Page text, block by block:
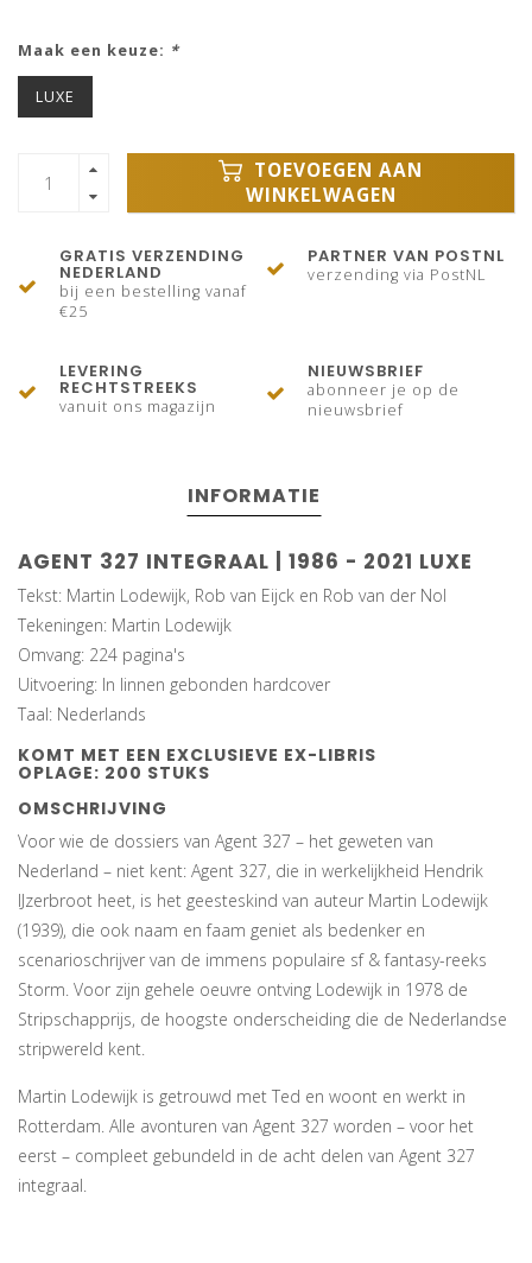
Maak een keuze: *
LUXE
TOEVOEGEN AAN
WINKELWAGEN
GRATIS VERZENDING
NEDERLAND
bij een bestelling vanaf
€25
PARTNER VAN POSTNL
verzending via PostNL
LEVERING
RECHTSTREEKS
vanuit ons magazijn
NIEUWSBRIEF
abonneer je op de
nieuwsbrief
INFORMATIE
AGENT 327 INTEGRAAL | 1986 - 2021 LUXE
Tekst: Martin Lodewijk, Rob van Eijck en Rob van der Nol
Tekeningen: Martin Lodewijk
Omvang: 224 pagina's
Uitvoering: In linnen gebonden hardcover
Taal: Nederlands
KOMT MET EEN EXCLUSIEVE EX-LIBRIS
OPLAGE: 200 STUKS
OMSCHRIJVING
Voor wie de dossiers van Agent 327 – het geweten van
Nederland – niet kent: Agent 327, die in werkelijkheid Hendrik
IJzerbroot heet, is het geesteskind van auteur Martin Lodewijk
(1939), die ook naam en faam geniet als bedenker en
scenarioschrijver van de immens populaire sf & fantasy-reeks
Storm. Voor zijn gehele oeuvre ontving Lodewijk in 1978 de
Stripschapprijs, de hoogste onderscheiding die de Nederlandse
stripwereld kent.
Martin Lodewijk is getrouwd met Ted en woont en werkt in
Rotterdam. Alle avonturen van Agent 327 worden – voor het
eerst – compleet gebundeld in de acht delen van Agent 327
integraal.